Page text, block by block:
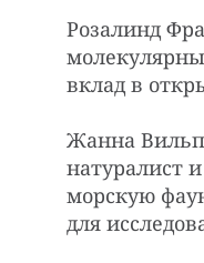
Розалинд
вклад в
Жанна
натуралист
морскую
для